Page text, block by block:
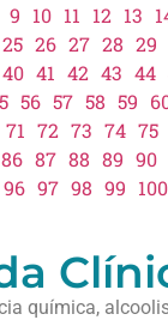
9 10 11 12 13
25 26 27 28 29
40 41 42 43 44
56 57 58 59
71 72 73 74 75
86 87 88 89 90
96 97 98 99 100
química,